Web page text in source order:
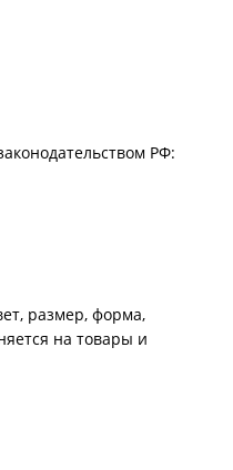
РФ:
размер, форма,
на товары и